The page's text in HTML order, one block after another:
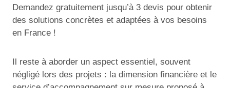
Demandez gratuitement jusqu’à 3 devis pour obtenir
des solutions concrètes et adaptées à vos besoins
en France !
Il reste à aborder un aspect essentiel, souvent
négligé lors des projets : la dimension financière et le